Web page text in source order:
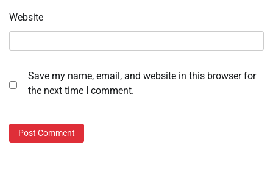
Website
Save my name, email, and website in this browser for
the next time I comment.